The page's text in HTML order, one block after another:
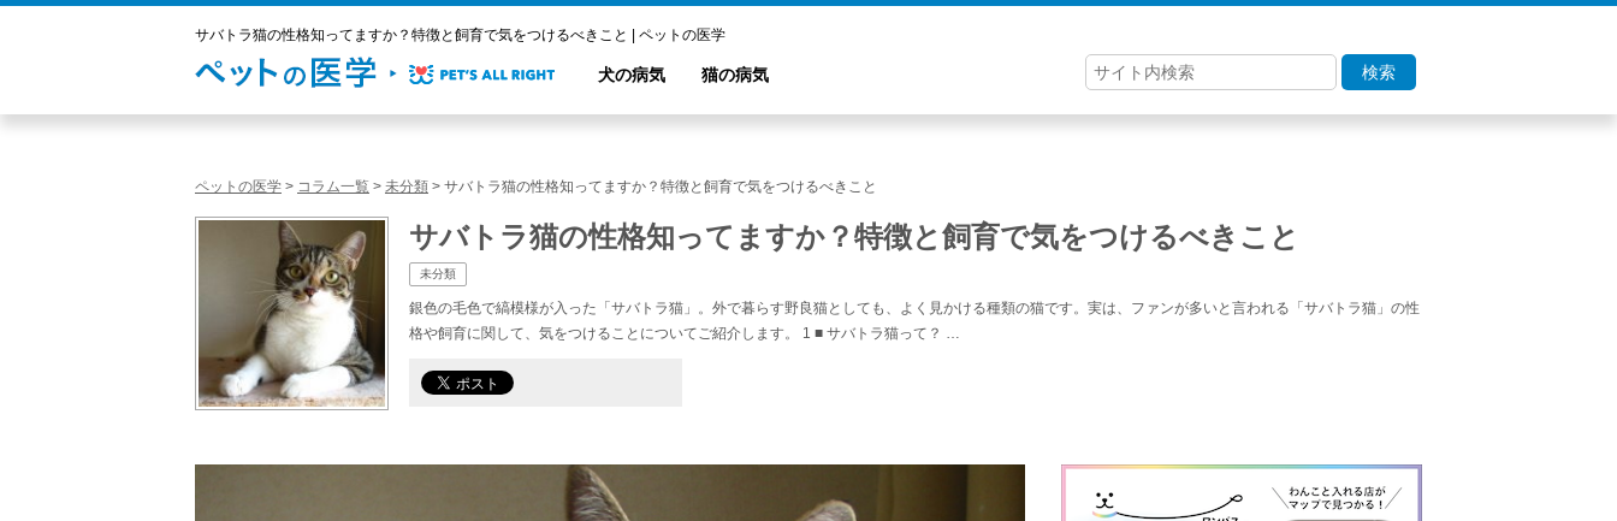
サバトラ猫の性格知ってますか？特徴と飼育で気をつけるべきこと | ペットの医学
犬の病気 猫の病気 検索
ペットの医学 > コラム一覧 > 未分類 > サバトラ猫の性格知ってますか？特徴と飼育で気をつけるべきこと
サバトラ猫の性格知ってますか？特徴と飼育で気をつけるべきこと
未分類
銀色の毛色で縞模様が入った「サバトラ猫」。外で暮らす野良猫としても、よく見かける種類の猫です。実は、ファンが多いと言われる「サバトラ猫」の性
格や飼育に関して、気をつけることについてご紹介します。 1 ■ サバトラ猫って？ …